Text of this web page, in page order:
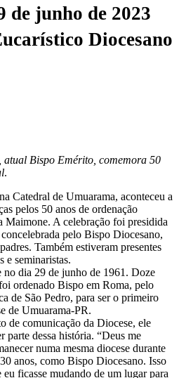
de junho de 2023
Diocesano
Bispo Emérito, comemora 50
.
Catedral de Umuarama, aconteceu a
pelos 50 anos de ordenação
Maimone. A celebração foi presidida
pelo Bispo Diocesano,
Também estiveram presentes
e seminaristas.
no dia 29 de junho de 1961. Doze
ordenado Bispo em Roma, pelo
de São Pedro, para ser o primeiro
de Umuarama-PR.
de comunicação da Diocese, ele
parte dessa história. “Deus me
numa mesma diocese durante
anos, como Bispo Diocesano. Isso
ficasse mudando de um lugar para